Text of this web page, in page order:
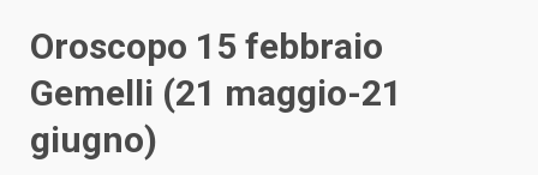
Oroscopo 15 febbraio
Gemelli (21 maggio-21
giugno)